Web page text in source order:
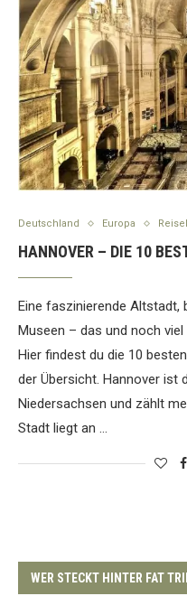
Deutschland Europa
HANNOVER – DIE 10
Eine faszinierende Altstadt,
Museen – das und noch
Hier findest du die 10
der Übersicht. Hannover ist
Niedersachsen und zählt
Stadt liegt an …
WER STECKT HINTER FAT